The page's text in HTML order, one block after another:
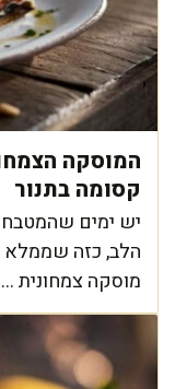
המוסקה
קסומה בתנור
יש ימים
הלב, כזה
מוסקה צמחונית ...